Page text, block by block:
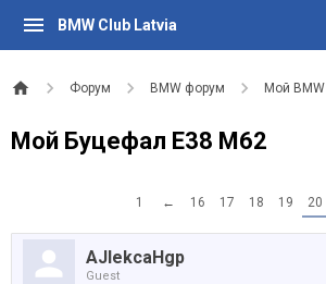
BMW Club Latvia
Форум BMW форум Мой BMW
Мой Буцефал Е38 М62
1 ← 16 17 18 19 20
AJlekcaHgp
Guest